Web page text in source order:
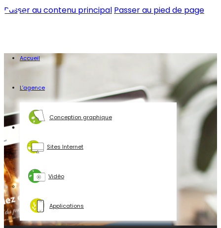
Passer au contenu principal Passer au pied de page
Accueil
L’agence
Conception graphique
Sites Internet
Vidéo
Applications